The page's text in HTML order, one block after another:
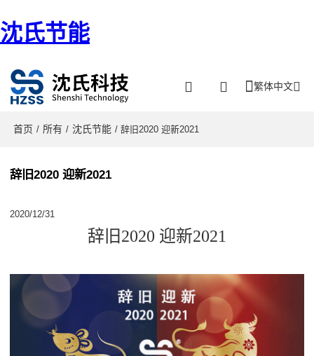
沈氏节能
繁体中文
首页 / 所有 / 沈氏节能 / 辞旧2020 迎新2021
辞旧2020 迎新2021
2020/12/31
辞旧2020 迎新2021